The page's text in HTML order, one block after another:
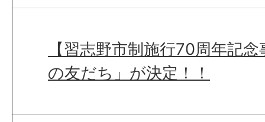
【習志野市制施行70周年記
の友だち」が決定！！